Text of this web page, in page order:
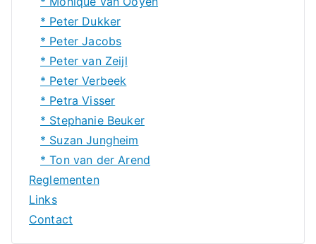
* Peter Dukker
* Peter Jacobs
* Peter van Zeijl
* Peter Verbeek
* Petra Visser
* Stephanie Beuker
* Suzan Jungheim
* Ton van der Arend
Reglementen
Links
Contact